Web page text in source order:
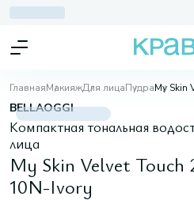
ГлавнаяМакияжДля лицаПудра
BELLAOGGI
Компактная тональная
лица
My Skin Velvet Touch
10N-Ivory